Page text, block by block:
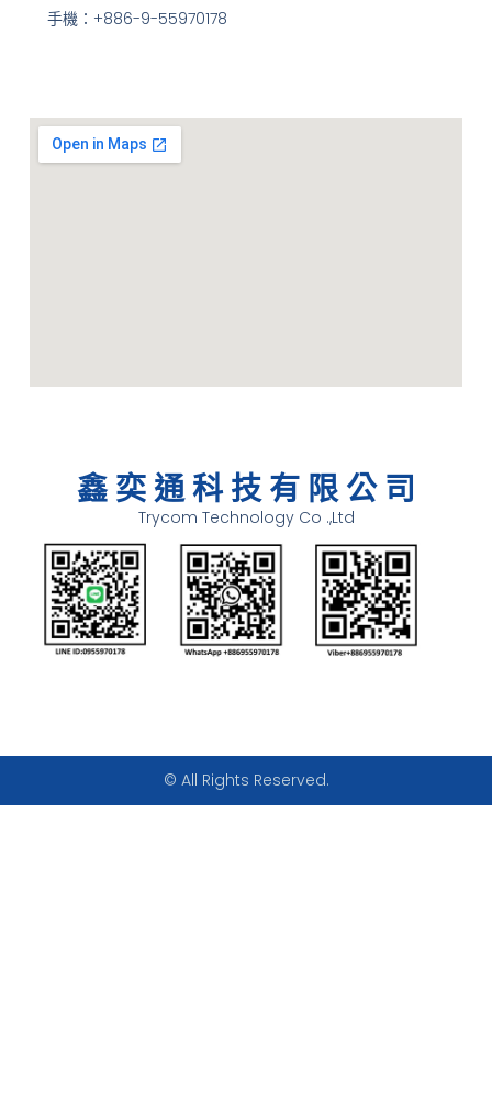
鑫 奕 通 科 技 有 限 公 司
Trycom Technology Co .,Ltd
手機：+886-9-55970178
© All Rights Reserved.